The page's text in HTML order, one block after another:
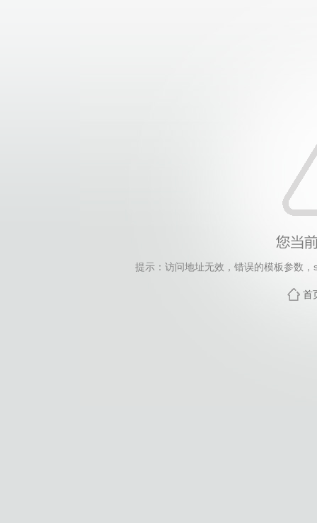
提示：访问地址无效，错误的模板参数
首